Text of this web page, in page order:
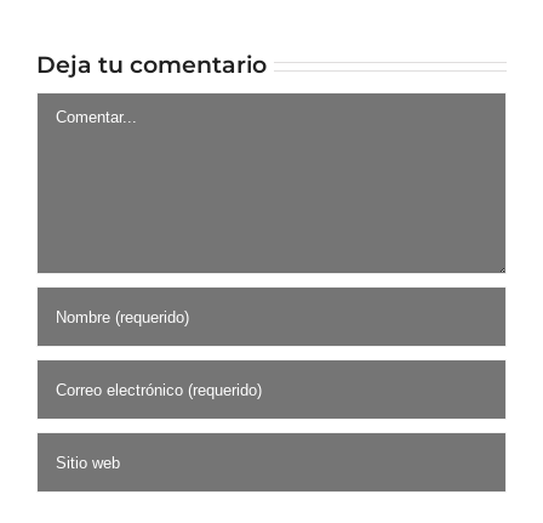
Deja tu comentario
Comentar